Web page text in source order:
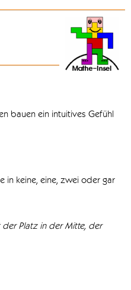
bauen ein intuitives Gefühl
in keine, eine, zwei oder gar
der Platz in der Mitte, der